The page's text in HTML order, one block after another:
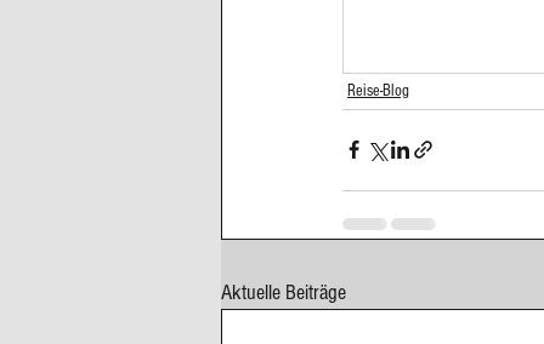
Feigen
Reise-Blog
Aktuelle Beiträge